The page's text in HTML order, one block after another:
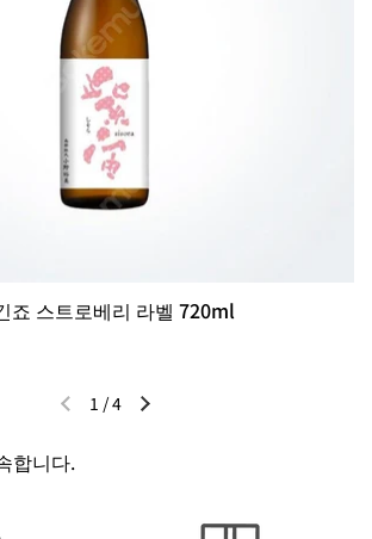
죠 스트로베리 라벨 720ml
이전 슬라이드다음 슬라이드
1 /4
합니다.